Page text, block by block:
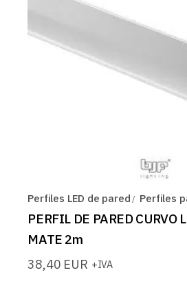
Perfiles LED de pared Perfiles
PERFIL DE PARED CURVO
MATE 2m
38,40 EUR +IVA